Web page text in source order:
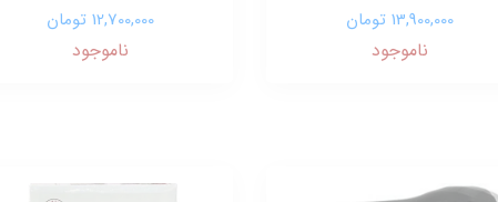
13,900,000 تومان
ناموجود
12,700,000 تومان
ناموجود